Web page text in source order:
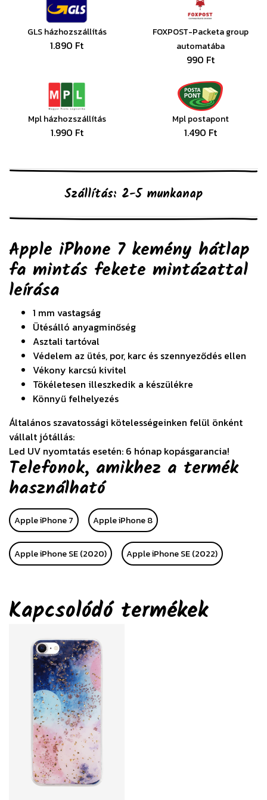
GLS házhozszállítás
1.890 Ft
FOXPOST-Packeta group
automatába
990 Ft
Mpl házhozszállítás
1.990 Ft
Mpl postapont
1.490 Ft
Szállítás: 2-5 munkanap
Apple iPhone 7 kemény hátlap
fa mintás fekete mintázattal
leírása
1 mm vastagság
Ütésálló anyagminőség
Asztali tartóval
Védelem az ütés, por, karc és szennyeződés ellen
Vékony karcsú kivitel
Tökéletesen illeszkedik a készülékre
Könnyű felhelyezés
Általános szavatossági kötelességeinken felül önként
vállalt jótállás:
Led UV nyomtatás esetén: 6 hónap kopásgarancia!
Telefonok, amikhez a termék
használható
Apple iPhone 7 Apple iPhone 8
Apple iPhone SE (2020) Apple iPhone SE (2022)
Kapcsolódó termékek